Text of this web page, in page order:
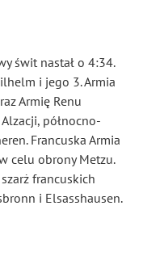
świt nastał o 4:34.
i jego 3. Armia
Armię Renu
północno-
Francuska Armia
celu obrony Metzu.
francuskich
i Elsasshausen.